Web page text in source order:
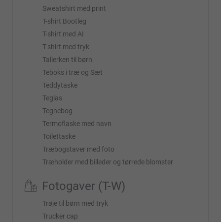
Sweatshirt med print
T-shirt Bootleg
T-shirt med AI
T-shirt med tryk
Tallerken til børn
Teboks i træ og Sæt
Teddytaske
Teglas
Tegnebog
Termoflaske med navn
Toilettaske
Træbogstaver med foto
Træholder med billeder og tørrede blomster
Fotogaver (T-W)
Trøje til børn med tryk
Trucker cap